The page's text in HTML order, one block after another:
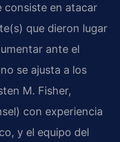
consiste en atacar
que dieron lugar
ante el
se ajusta a los
M. Fisher,
con experiencia
y el equipo del